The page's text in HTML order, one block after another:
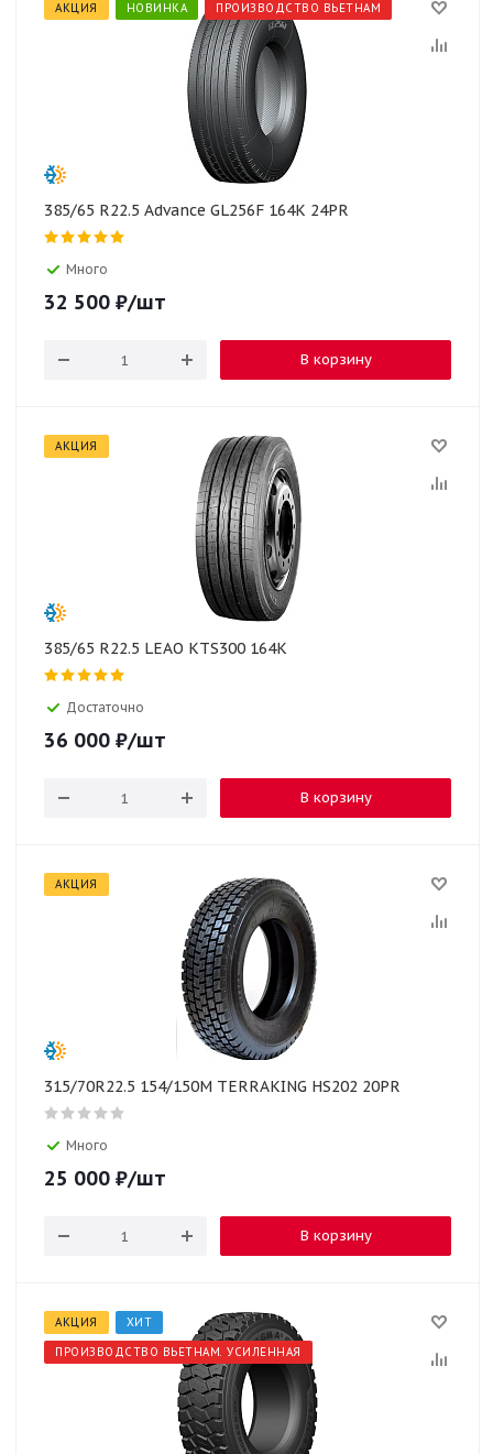
АКЦИЯ НОВИНКА ПРОИЗВОДСТВО ВЬЕТНАМ
385/65 R22.5 Advance GL256F 164K 24PR
Много
32 500 ₽/шт
В корзину
АКЦИЯ
385/65 R22.5 LEAO KTS300 164K
Достаточно
36 000 ₽/шт
В корзину
АКЦИЯ
315/70R22.5 154/150M TERRAKING HS202 20PR
Много
25 000 ₽/шт
В корзину
АКЦИЯ ХИТ
ПРОИЗВОДСТВО ВЬЕТНАМ. УСИЛЕННАЯ